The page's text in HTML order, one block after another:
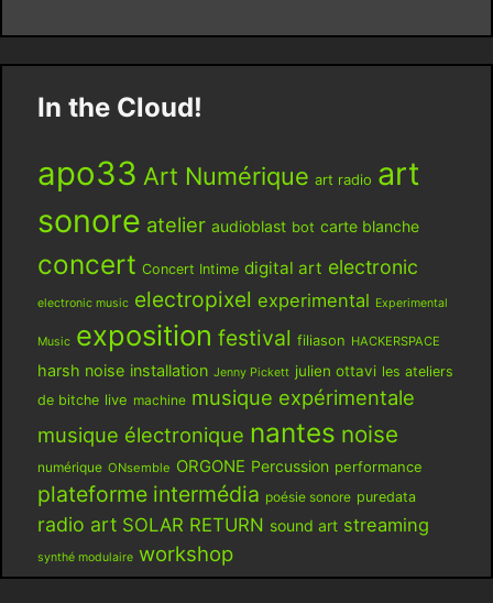
In the Cloud!
apo33 Art Numérique art radio art
sonore atelier audioblast bot carte blanche
concert Concert Intime digital art electronic
electronic music electropixel experimental Experimental
Music exposition festival filiason HACKERSPACE
harsh noise installation Jenny Pickett julien ottavi les ateliers
de bitche live machine musique expérimentale
musique électronique nantes noise
numérique ONsemble ORGONE Percussion performance
plateforme intermédia poésie sonore puredata
radio art SOLAR RETURN sound art streaming
synthé modulaire workshop